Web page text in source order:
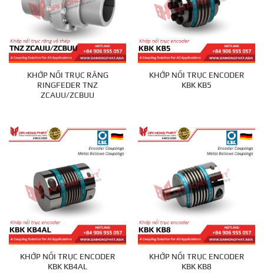
KHỚP NỐI TRỤC RĂNG
RINGFEDER TNZ
ZCAUU/ZCBUU
KHỚP NỐI TRỤC ENCODER
KBK KB5
KHỚP NỐI TRỤC ENCODER
KBK KB4AL
KHỚP NỐI TRỤC ENCODER
KBK KB8